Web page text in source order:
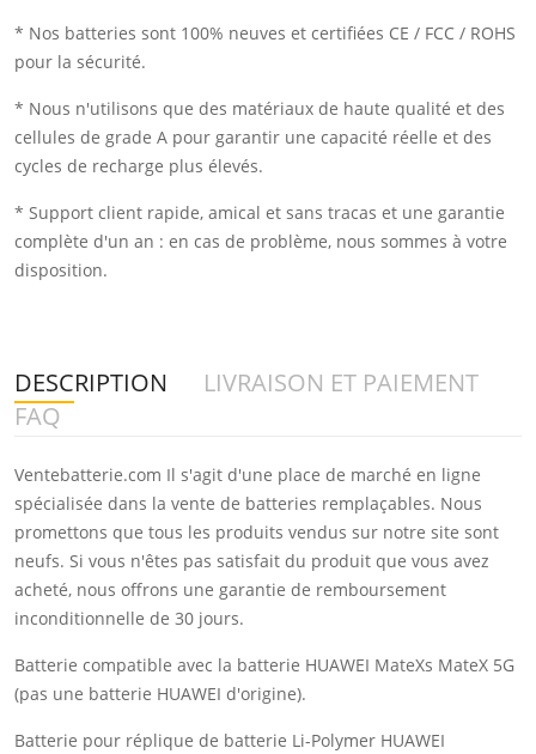
* Nos batteries sont 100% neuves et certifiées CE / FCC / ROHS
pour la sécurité.
* Nous n'utilisons que des matériaux de haute qualité et des
cellules de grade A pour garantir une capacité réelle et des
cycles de recharge plus élevés.
* Support client rapide, amical et sans tracas et une garantie
complète d'un an : en cas de problème, nous sommes à votre
disposition.
DESCRIPTION
LIVRAISON ET PAIEMENT
FAQ
Ventebatterie.com Il s'agit d'une place de marché en ligne
spécialisée dans la vente de batteries remplaçables. Nous
promettons que tous les produits vendus sur notre site sont
neufs. Si vous n'êtes pas satisfait du produit que vous avez
acheté, nous offrons une garantie de remboursement
inconditionnelle de 30 jours.
Batterie compatible avec la batterie HUAWEI MateXs MateX 5G
(pas une batterie HUAWEI d'origine).
Batterie pour réplique de batterie Li-Polymer HUAWEI